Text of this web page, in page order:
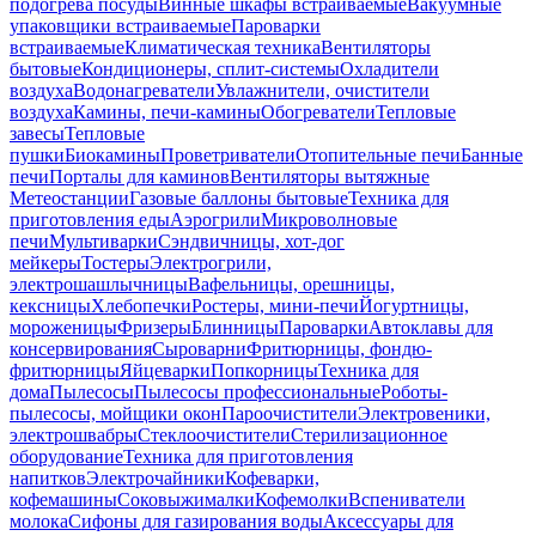
подогрева посудыВинные шкафы встраиваемыеВакуумные
упаковщики встраиваемыеПароварки
встраиваемыеКлиматическая техникаВентиляторы
бытовыеКондиционеры, сплит-системыОхладители
воздухаВодонагревателиУвлажнители, очистители
воздухаКамины, печи-каминыОбогревателиТепловые
завесыТепловые
пушкиБиокаминыПроветривателиОтопительные печиБанные
печиПорталы для каминовВентиляторы вытяжные
МетеостанцииГазовые баллоны бытовыеТехника для
приготовления едыАэрогрилиМикроволновые
печиМультиваркиСэндвичницы, хот-дог
мейкерыТостерыЭлектрогрили,
электрошашлычницыВафельницы, орешницы,
кексницыХлебопечкиРостеры, мини-печиЙогуртницы,
мороженицыФризерыБлинницыПароваркиАвтоклавы для
консервированияСыроварниФритюрницы, фондю-
фритюрницыЯйцеваркиПопкорницыТехника для
домаПылесосыПылесосы профессиональныеРоботы-
пылесосы, мойщики оконПароочистителиЭлектровеники,
электрошвабрыСтеклоочистителиСтерилизационное
оборудованиеТехника для приготовления
напитковЭлектрочайникиКофеварки,
кофемашиныСоковыжималкиКофемолкиВспениватели
молокаСифоны для газирования водыАксессуары для